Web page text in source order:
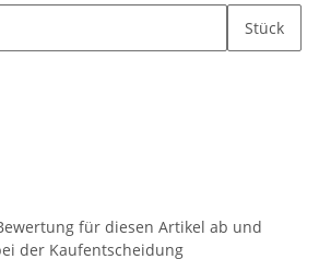
Stück
für diesen Artikel ab und
der Kaufentscheidung